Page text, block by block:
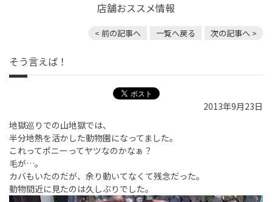
店舗おススメ情報
< 前の記事へ 一覧へ戻る 次の記事へ >
そう言えば！
2013年9月23日
地獄巡りでの山地獄では、
半分地熱を活かした動物園になってました。
これってポニーってヤツなのかなぁ？
毛が…。
カバもいたのだが、余り動いてなくて残念だった。
動物間近に見たのは久しぶりでした。